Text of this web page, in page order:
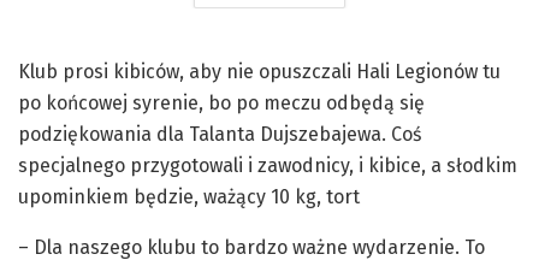
Klub prosi kibiców, aby nie opuszczali Hali Legionów tu
po końcowej syrenie, bo po meczu odbędą się
podziękowania dla Talanta Dujszebajewa. Coś
specjalnego przygotowali i zawodnicy, i kibice, a słodkim
upominkiem będzie, ważący 10 kg, tort
– Dla naszego klubu to bardzo ważne wydarzenie. To